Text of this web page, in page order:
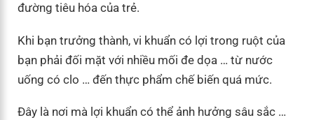
đường tiêu hóa của trẻ.
Khi bạn trưởng thành, vi khuẩn có lợi trong ruột của
bạn phải đối mặt với nhiều mối đe dọa … từ nước
uống có clo … đến thực phẩm chế biến quá mức.
Đây là nơi mà lợi khuẩn có thể ảnh hưởng sâu sắc …